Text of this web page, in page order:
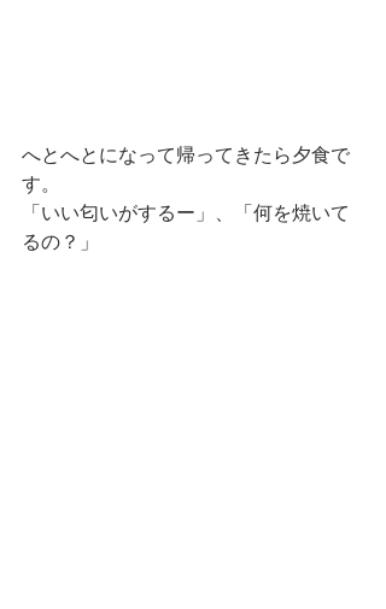
へとへとになって帰ってきたら夕食で
す。
「いい匂いがするー」、「何を焼いて
るの？」